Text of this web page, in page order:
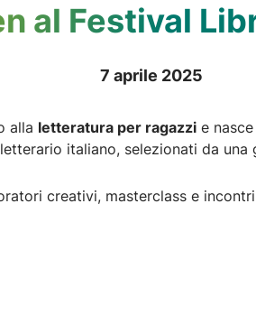
al Festival
7 aprile 2025
alla letteratura per ragazzi e
italiano, selezionati da una
creativi, masterclass e